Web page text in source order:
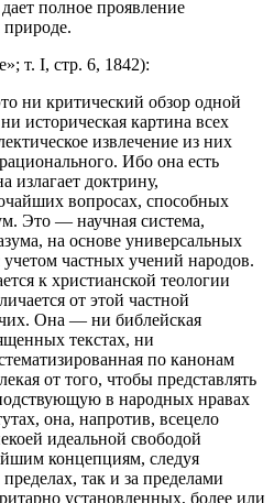
полное проявление
природе.
т. I, стр. 6, 1842):
ни критический обзор одной
историческая картина всех
извлечение из них
Ибо она есть
излагает доктрину,
вопросах, способных
Это — научная система,
на основе универсальных
учетом частных учений народов.
к христианской теологии
от этой частной
Она — ни библейская
текстах, ни
по канонам
от того, чтобы представлять
в народных нравах
она, напротив, всецело
идеальной свободой
концепциям, следуя
так и за пределами
установленных, более или